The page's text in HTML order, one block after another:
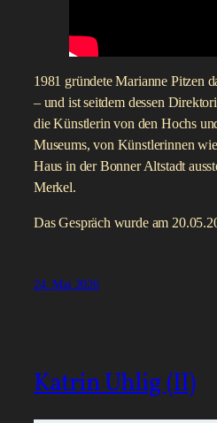
1981 gründete Marianne Pitzen
– und ist seitdem dessen
die Künstlerin von den Hochs
Museums, von Künstlerinnen
Haus in der Bonner Altstadt
Merkel.
Das Gespräch wurde am
24. Mai 2026
Katrin Uhlig (II)